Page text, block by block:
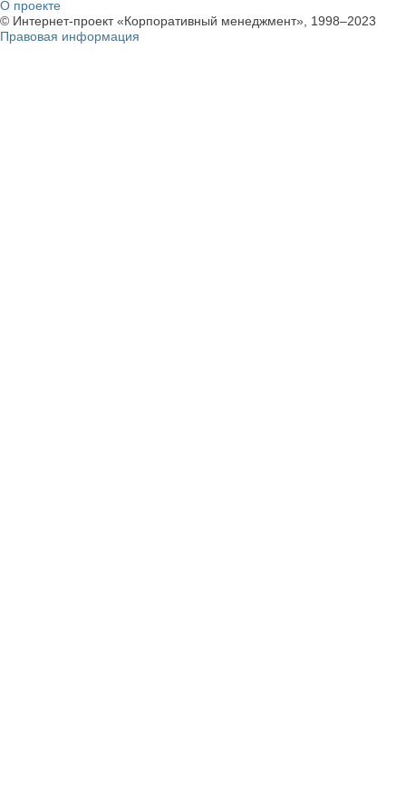
О проекте
© Интернет-проект «Корпоративный менеджмент», 1998–2023
Правовая информация